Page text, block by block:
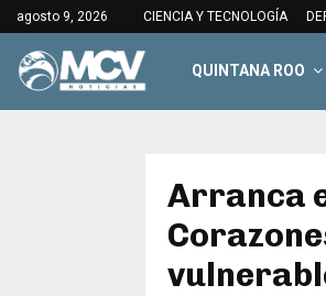
agosto 9, 2026 CIENCIA Y TECNOLOGÍA
QUINTANA ROO
Arranca